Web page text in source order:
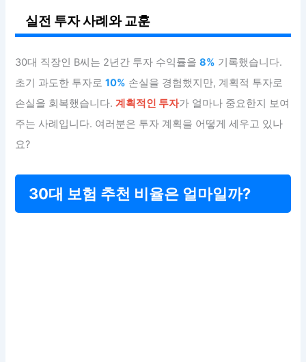
실전 투자 사례와 교훈
30대 직장인 B씨는 2년간 투자 수익률을8% 기록했습니다.
초기 과도한 투자로10% 손실을 경험했지만, 계획적 투자로
손실을 회복했습니다.계획적인 투자가 얼마나 중요한지 보여
주는 사례입니다. 여러분은 투자 계획을 어떻게 세우고 있나
요?
30대 보험 추천 비율은 얼마일까?